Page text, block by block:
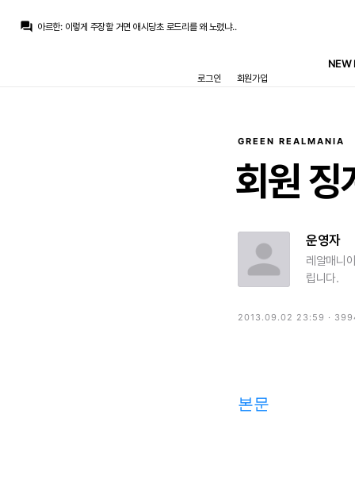
question_answer 아르한: 이렇게 주장할 거면 애시당초 로드리를 왜 노렸냐..
???: 여보세요? 프랭크 삼촌, 죽이고 싶은 사람이 한 명 있는데요
근데 사이클롭스 실사에선 멋지고 듬직하던 적이 없던거같음
NEW
로그인 회원가입
GREEN REALMANIA
회원 징
운영자
레알매니
립니다.
2013.09.02 23:59 ·
본문